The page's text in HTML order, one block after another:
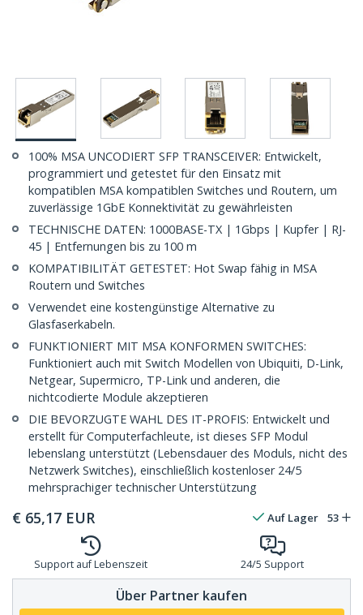
100% MSA UNCODIERT SFP TRANSCEIVER: Entwickelt,
programmiert und getestet für den Einsatz mit
kompatiblen MSA kompatiblen Switches und Routern, um
zuverlässige 1GbE Konnektivität zu gewährleisten
TECHNISCHE DATEN: 1000BASE-TX | 1Gbps | Kupfer | RJ-
45 | Entfernungen bis zu 100 m
KOMPATIBILITÄT GETESTET: Hot Swap fähig in MSA
Routern und Switches
Verwendet eine kostengünstige Alternative zu
Glasfaserkabeln.
FUNKTIONIERT MIT MSA KONFORMEN SWITCHES:
Funktioniert auch mit Switch Modellen von Ubiquiti, D-Link,
Netgear, Supermicro, TP-Link und anderen, die
nichtcodierte Module akzeptieren
DIE BEVORZUGTE WAHL DES IT-PROFIS: Entwickelt und
erstellt für Computerfachleute, ist dieses SFP Modul
lebenslang unterstützt (Lebensdauer des Moduls, nicht des
Netzwerk Switches), einschließlich kostenloser 24/5
mehrsprachiger technischer Unterstützung
€ 65,17 EUR Auf Lager 53
Support auf Lebenszeit 24/5 Support
Über Partner kaufen